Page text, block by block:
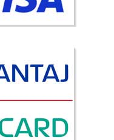
sau fotolii pt. living
si in special la combinatia
Compara
Lei